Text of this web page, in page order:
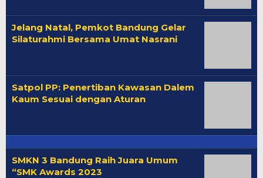
Jelang Natal, Pemkot Bandung Gelar
Silaturahmi Bersama Umat Nasrani
Satpol PP: Penertiban Kawasan Dalem
Kaum Sesuai dengan Aturan
SMKN 3 Bandung Raih Juara Umum
“SMK Awards 2023